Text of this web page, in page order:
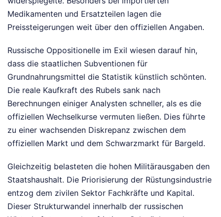
Medikamenten und Ersatzteilen lagen die
Preissteigerungen weit über den offiziellen Angaben.
Russische Oppositionelle im Exil wiesen darauf hin,
dass die staatlichen Subventionen für
Grundnahrungsmittel die Statistik künstlich schönten.
Die reale Kaufkraft des Rubels sank nach
Berechnungen einiger Analysten schneller, als es die
offiziellen Wechselkurse vermuten ließen. Dies führte
zu einer wachsenden Diskrepanz zwischen dem
offiziellen Markt und dem Schwarzmarkt für Bargeld.
Gleichzeitig belasteten die hohen Militärausgaben den
Staatshaushalt. Die Priorisierung der Rüstungsindustrie
entzog dem zivilen Sektor Fachkräfte und Kapital.
Dieser Strukturwandel innerhalb der russischen